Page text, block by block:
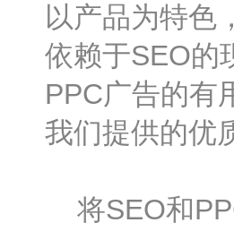
以产品为特色
依赖于SEO的
PPC广告的有
我们提供的优
将SEO和